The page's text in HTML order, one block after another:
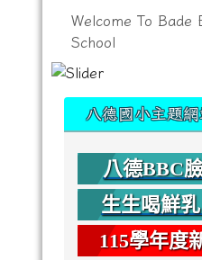
Welcome To Bade
School
八德國小主題網
八德BBC
生生喝鮮乳
健
115學年度